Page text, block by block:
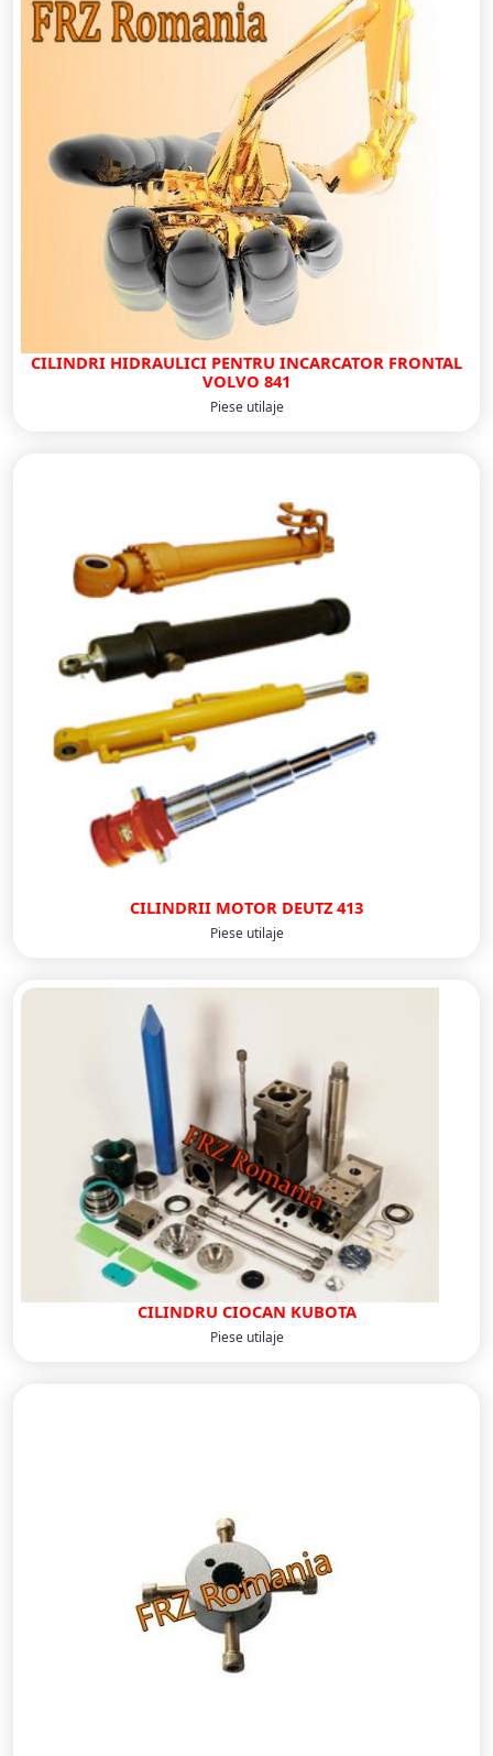
CILINDRI HIDRAULICI PENTRU INCARCATOR FRONTAL
VOLVO 841
Piese utilaje
CILINDRII MOTOR DEUTZ 413
Piese utilaje
CILINDRU CIOCAN KUBOTA
Piese utilaje